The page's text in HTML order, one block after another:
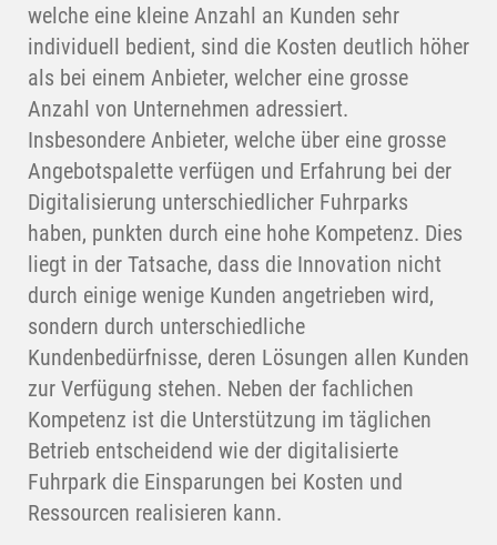
welche eine kleine Anzahl an Kunden sehr
individuell bedient, sind die Kosten deutlich höher
als bei einem Anbieter, welcher eine grosse
Anzahl von Unternehmen adressiert.
Insbesondere Anbieter, welche über eine grosse
Angebotspalette verfügen und Erfahrung bei der
Digitalisierung unterschiedlicher Fuhrparks
haben, punkten durch eine hohe Kompetenz. Dies
liegt in der Tatsache, dass die Innovation nicht
durch einige wenige Kunden angetrieben wird,
sondern durch unterschiedliche
Kundenbedürfnisse, deren Lösungen allen Kunden
zur Verfügung stehen. Neben der fachlichen
Kompetenz ist die Unterstützung im täglichen
Betrieb entscheidend wie der digitalisierte
Fuhrpark die Einsparungen bei Kosten und
Ressourcen realisieren kann.